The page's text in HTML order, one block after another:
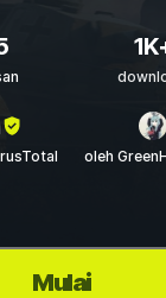
oleh
Mulai